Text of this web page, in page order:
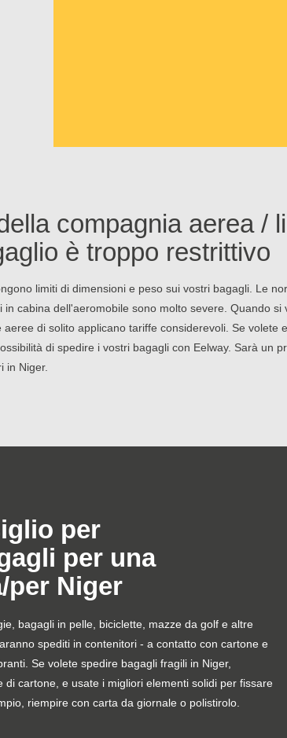
compagnia aerea /
è troppo restrittivo
limiti di dimensioni e peso sui vostri bagagli. Le
cabina dell'aeromobile sono molto severe. Quando si
di solito applicano tariffe considerevoli. Se volete
di spedire i vostri bagagli con Eelway. Sarà un
in Niger.
per
per una
per Niger
bagagli in pelle, biciclette, mazze da golf e altre
spediti in contenitori - a contatto con cartone e
Se volete spedire bagagli fragili in Niger,
di cartone, e usate i migliori elementi solidi per fissare
riempire con carta da giornale o polistirolo.